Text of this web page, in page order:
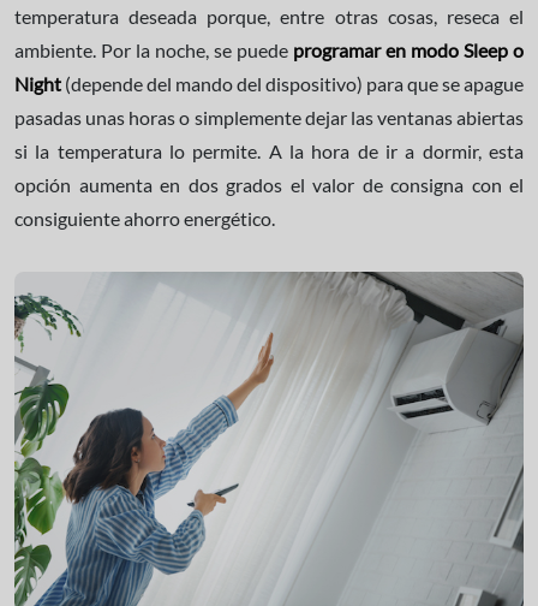
temperatura deseada porque, entre otras cosas, reseca el
ambiente. Por la noche, se puede programar en modo Sleep o
Night (depende del mando del dispositivo) para que se apague
pasadas unas horas o simplemente dejar las ventanas abiertas
si la temperatura lo permite. A la hora de ir a dormir, esta
opción aumenta en dos grados el valor de consigna con el
consiguiente ahorro energético.